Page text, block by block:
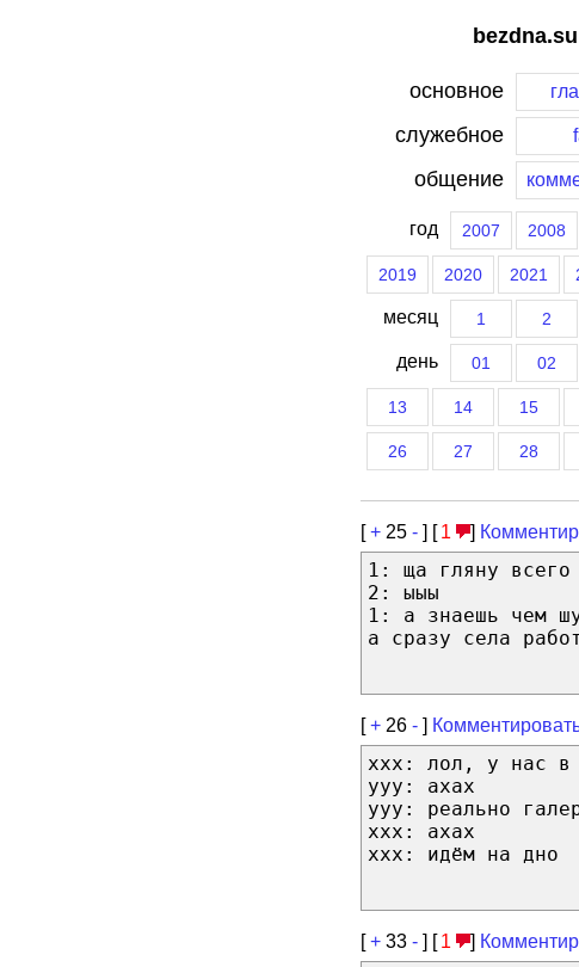
основное
служебное
общение
год 2007 2008
2019 2020 2021
месяц 1 2
день 01 02
13 14 15
26 27 28
[+ 25 - ] [ 1 ]
1: ща гляну
2: ыыы
1: а знаешь чем
а сразу села
[+ 26 - ]
xxx: лол, у нас в
yyy: ахах
yyy: реально
xxx: ахах
xxx: идём на дно
[+ 33 - ] [ 1 ]